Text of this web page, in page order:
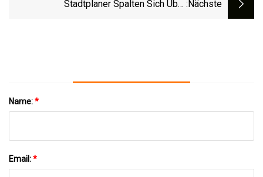
Stadtplaner Spalten Sich Über :nächste
Name:*
Email:*